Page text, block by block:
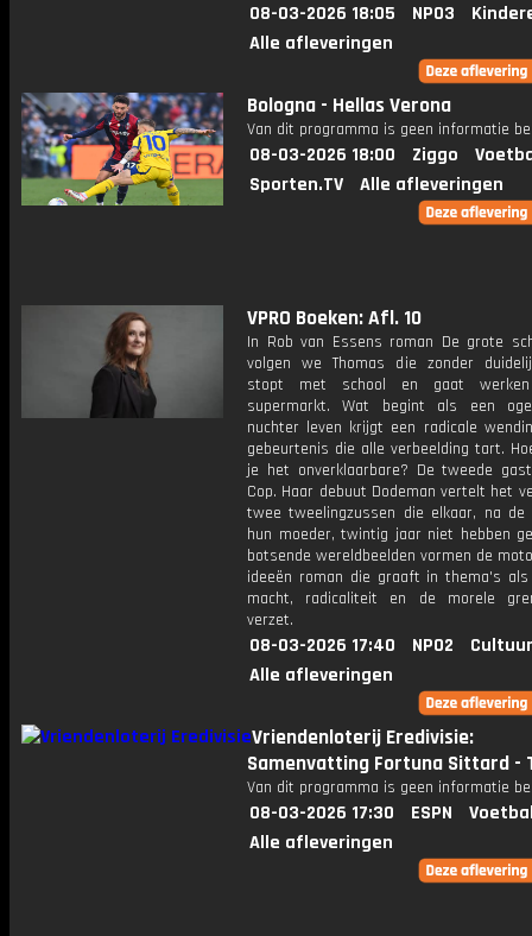
08-03-2026 18:05 NPO3
Alle afleveringen
Bologna - Hellas Verona
Van dit programma is geen informatie
08-03-2026 18:00 Ziggo
Sporten.TV
Alle afleveringen
VPRO Boeken: Afl. 10
In Rob van Essens roman De grote
volgen we Thomas die zonder
stopt met school en gaat
supermarkt. Wat begint als een
nuchter leven krijgt een radicale
gebeurtenis die alle verbeelding tart.
je het onverklaarbare? De tweede
Cop. Haar debuut Dodeman vertelt het
twee tweelingzussen die elkaar, na de
hun moeder, twintig jaar niet hebben
botsende wereldbeelden vormen de
ideeën roman die graaft in thema's als
macht, radicaliteit en de morele
verzet.
08-03-2026 17:40 NPO2
Alle afleveringen
Vriendenloterij Eredivisie:
Samenvatting Fortuna Sittard -
Van dit programma is geen informatie
08-03-2026 17:30 ESPN
Alle afleveringen